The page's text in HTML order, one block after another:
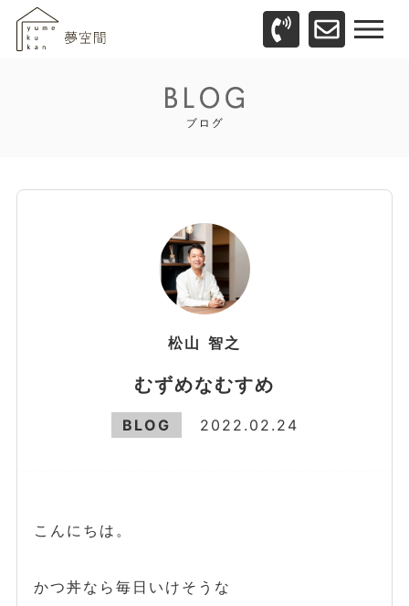
松山 智之
むずめなむすめ
BLOG 2022.02.24
こんにちは。
かつ丼なら毎日いけそうな